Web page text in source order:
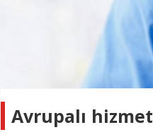
Avrupalı hizmet